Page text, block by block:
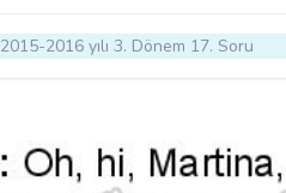
2015-2016 yılı 3. Dönem 17. Soru